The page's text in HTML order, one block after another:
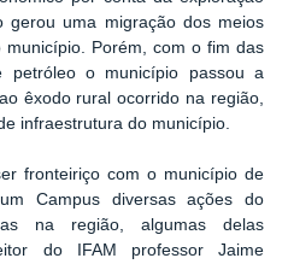
uma migração dos meios
Porém, com o fim das
petróleo o município passou a
êxodo rural ocorrido na região,
infraestrutura do município.
fronteiriço com o município de
Campus diversas ações do
na região, algumas delas
do IFAM professor Jaime